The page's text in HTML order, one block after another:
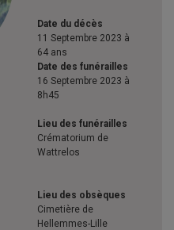
Date du décès
11 Septembre 2023 à
64 ans
Date des funérailles
16 Septembre 2023 à
8h45
Lieu des funérailles
Crématorium de
Wattrelos
Lieu des obsèques
Cimetière de
Hellemmes-Lille